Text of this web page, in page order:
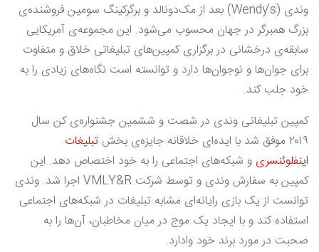
وندی (Wendy’s) بعد از مک‌دونالد و برگرکینگ سومین فروشنده‌ی
بزرگ همبرگر در جهان محسوب می‌شود. این مجموعه‌ی آمریکایی
سابقه‌ی درخشانی در برگزاری کمپین‌های تبلیغاتی خلاق و متفاوت
برای جوان‌ها و نوجوان‌ها دارد و توانسته است نگاه‌های زیادی را به
خود جلب کند.
کمپین تبلیغاتی وندی در شصت و ششمین جشنواره‌ی کن سال
۲۰۱۹ موفق شد با ایده‌ای خلاقانه جایزه‌ی بخش
تبلیغات
اینفلوئنسری و شبکه‌های اجتماعی را به خود اختصاص دهد. این
کمپین به سفارش وندی و توسط شرکت VMLY&R اجرا شد. وندی
توانست از یک بازی رایانه‌ای مشابه تبلیغات در شبکه‌های اجتماعی
استفاده کند و با ایجاد یک موج در میان مخاطبان، آن‌ها را به
صحبت در مورد برند خود وادارد.